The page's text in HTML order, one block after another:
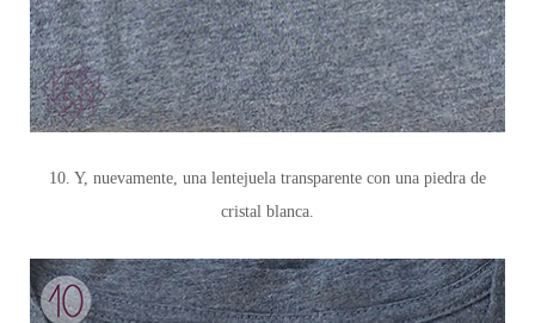
10. Y, nuevamente, una lentejuela transparente con una piedra de
cristal blanca.